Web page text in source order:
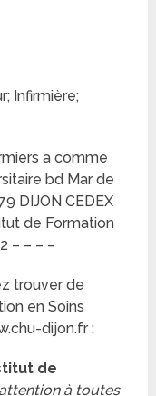
Infirmière;
a comme
bd Mar de
DIJON CEDEX
de Formation
– – – –
trouver de
en Soins
dijon.fr ;
de
à toutes